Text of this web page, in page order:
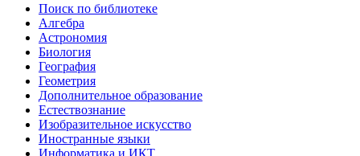
Поиск по библиотеке
Алгебра
Астрономия
Биология
География
Геометрия
Дополнительное образование
Естествознание
Изобразительное искусство
Иностранные языки
Информатика и ИКТ